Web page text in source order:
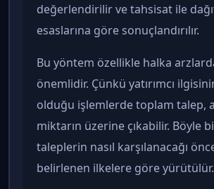
değerlendirilir ve tahsisat ile
esaslarına göre sonuçlandırılır.
Bu yöntem özellikle halka
önemlidir. Çünkü yatırımcı
olduğu işlemlerde toplam talep,
miktarın üzerine çıkabilir. Böyle
taleplerin nasıl karşılanacağı
belirlenen ilkelere göre yürütülür.